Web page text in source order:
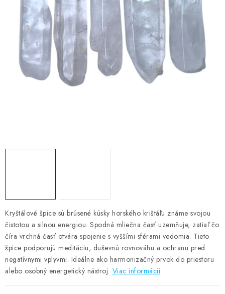
MANDALY
PODĽA OBLASTÍ
Prečo nakúpiť u nás?
Ako nakupovať
Kryštálové špice sú brúsené kúsky horského krištáľu známe svojou
čistotou a silnou energiou. Spodná mliečna časť uzemňuje, zatiaľ čo
číra vrchná časť otvára spojenie s vyššími sférami vedomia. Tieto
špice podporujú meditáciu, duševnú rovnováhu a ochranu pred
negatívnymi vplyvmi. Ideálne ako harmonizačný prvok do priestoru
alebo osobný energetický nástroj. Viac informácií